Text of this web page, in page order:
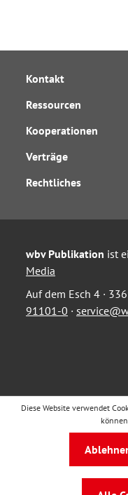
Kontakt
Ressourcen
Kooperationen
Verträge
Rechtliches
wbv Publikation ist
Media
Auf dem Esch 4 ·
91101-0 ·
Diese Website verwendet